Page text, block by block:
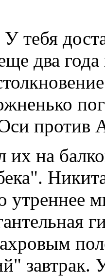
тебя
два года
против
их на
утреннее
завтрак.